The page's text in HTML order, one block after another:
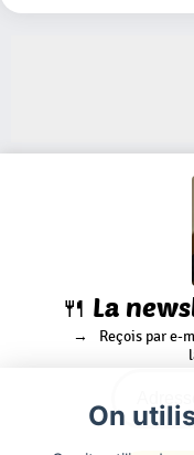
🍴 La
Reçois par e-
On